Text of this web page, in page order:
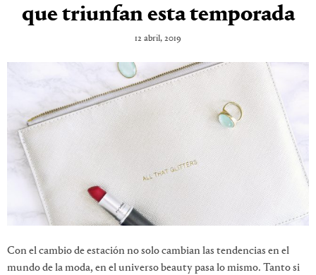
que triunfan esta temporada
12 abril, 2019
Con el cambio de estación no solo cambian las tendencias en el
mundo de la moda, en el universo beauty pasa lo mismo. Tanto si